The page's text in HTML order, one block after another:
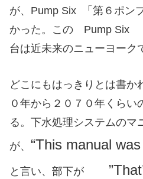
が、Pump Six 「第６ポン
かった。この Pump Six
台は近未来のニューヨーク
どこにもはっきりとは書か
０年から２０７０年くらい
る。下水処理システムのマ
が、 “This manual
と言い、部下が